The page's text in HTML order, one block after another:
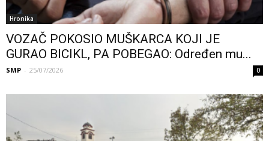
Hronika
VOZAČ POKOSIO MUŠKARCA KOJI JE
GURAO BICIKL, PA POBEGAO: Određen mu...
SMP - 25/07/2026 0